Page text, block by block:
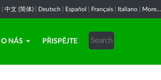
中文 (简体) Deutsch Español Français Italiano More...
O NÁS PŘISPĚJTE